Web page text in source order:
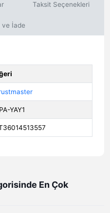
Taksit Seçenekleri
ve İade
YAY1
En Çok